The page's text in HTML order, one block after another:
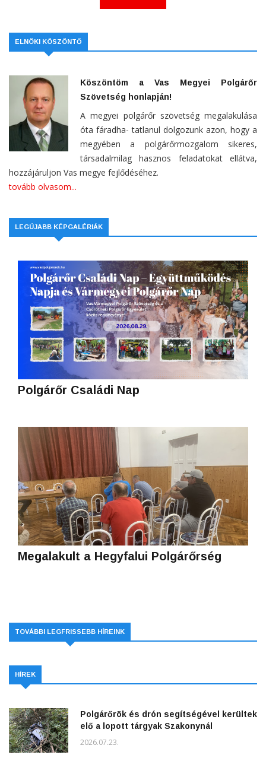
ELNÖKI KÖSZÖNTŐ
Köszöntöm a Vas Megyei Polgárőr
Szövetség honlapján!
A megyei polgárőr szövetség megalakulása
óta fáradha- tatlanul dolgozunk azon, hogy a
megyében a polgárőrmozgalom sikeres,
társadalmilag hasznos feladatokat ellátva,
hozzájáruljon Vas megye fejlődéséhez.
tovább olvasom...
LEGÚJABB KÉPGALÉRIÁK
Polgárőr Családi Nap
Megalakult a Hegyfalui Polgárőrség
TOVÁBBI LEGFRISSEBB HÍREINK
HÍREK
Polgárőrök és drón segítségével kerültek
elő a lopott tárgyak Szakonynál
2026.07.23.